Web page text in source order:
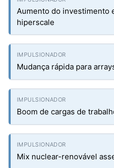
Aumento do investimento
hiperscale
Mudança rápida para
Boom de cargas de
Mix nuclear-renovável